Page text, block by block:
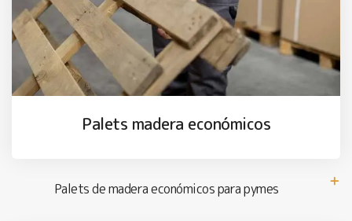
Palets madera económicos
Palets de madera económicos para pymes